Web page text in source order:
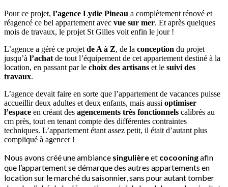
Pour ce projet, l’agence Lydie Pineau a complètement rénové et
réagencé ce bel appartement avec vue sur mer. Et après quelques
mois de travaux, le projet St Gilles voit enfin le jour !
L’agence a géré ce projet de A à Z, de la conception du projet
jusqu’à l’achat de tout l’équipement de cet appartement destiné à la
location, en passant par le choix des artisans et le suivi des
travaux.
L’agence devait faire en sorte que l’appartement de vacances puisse
accueillir deux adultes et deux enfants, mais aussi optimiser
l’espace en créant des agencements très fonctionnels calibrés au
cm près, tout en tenant compte des différentes contraintes
techniques. L’appartement étant assez petit, il était d’autant plus
compliqué à agencer !
Nous avons créé une ambiance singulièreet cocooningafin
que l’appartement se démarque des autres appartements en
location sur le marché du saisonnier, sans pour autant tomber